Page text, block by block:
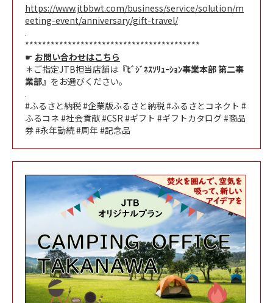
https://www.jtbbwt.com/business/service/solution/m
eeting-event/anniversary/gift-travel/
.
*****************************************
☛ お問い合わせはこちら
＊ご指定JTB担当店舗は『ﾋﾞｼﾞﾈｽｿﾘｭｰｼｮﾝ事業本部 第二事
業部』をお選びください。
.
#ふるさと納税 #企業版ふるさと納税 #ふるさとコネクト #
ふるコネ #社会貢献 #CSR #ギフト #ギフトカタログ #商品
券 #永年勤続 #周年 #記念品